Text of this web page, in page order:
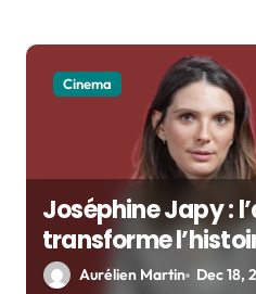
Cinema
Joséphine Japy :
transforme
en premier film
Aurélien Martin Dec 18,